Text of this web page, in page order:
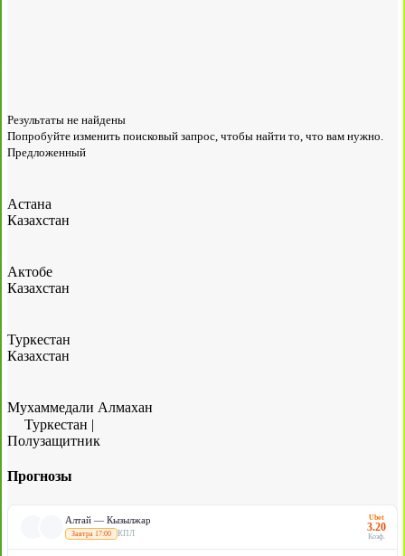
Результаты не найдены
Попробуйте изменить поисковый запрос, чтобы найти то, что вам нужно.
Предложенный
Астана
Казахстан
Актобе
Казахстан
Туркестан
Казахстан
Мухаммедали Алмахан
Туркестан |
Полузащитник
Прогнозы
Алтай — Кызылжар
Завтра 17:00 КПЛ
Ubet
3.20
Коэф.